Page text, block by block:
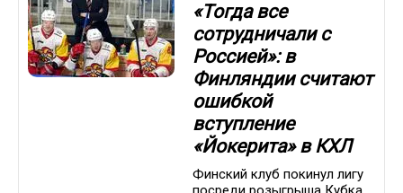
«Тогда все
сотрудничали с
Россией»: в
Финляндии считают
ошибкой
вступление
«Йокерита» в КХЛ
Финский клуб покинул лигу